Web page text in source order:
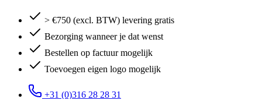
> €750 (excl. BTW) levering gratis
Bezorging wanneer je dat wenst
Bestellen op factuur mogelijk
Toevoegen eigen logo mogelijk
+31 (0)316 28 28 31